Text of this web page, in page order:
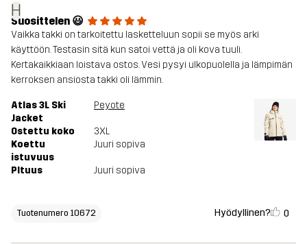
H
Suosittelen 😃
Vaikka takki on tarkoitettu lasketteluun sopii se myös arki
käyttöön. Testasin sitä kun satoi vettä ja oli kova tuuli.
Kertakaikkiaan loistava ostos. Vesi pysyi ulkopuolella ja lämpimän
kerroksen ansiosta takki oli lämmin.
Atlas 3L Ski
Jacket
Peyote
Ostettu koko
3XL
Koettu
istuvuus
Juuri sopiva
PItuus Juuri sopiva
Tuotenumero 10672 Hyödyllinen? 0